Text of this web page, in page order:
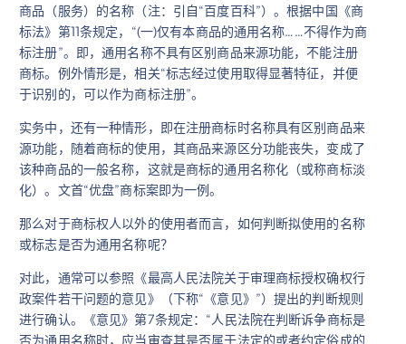
商品（服务）的名称（注：引自“百度百科”）。根据中国《商
标法》第11条规定，“(一)仅有本商品的通用名称……不得作为商
标注册”。即，通用名称不具有区别商品来源功能，不能注册
商标。例外情形是，相关“标志经过使用取得显著特征，并便
于识别的，可以作为商标注册”。
实务中，还有一种情形，即在注册商标时名称具有区别商品来
源功能，随着商标的使用，其商品来源区分功能丧失，变成了
该种商品的一般名称，这就是商标的通用名称化（或称商标淡
化）。文首“优盘”商标案即为一例。
那么对于商标权人以外的使用者而言，如何判断拟使用的名称
或标志是否为通用名称呢？
对此，通常可以参照《最高人民法院关于审理商标授权确权行
政案件若干问题的意见》（下称“《意见》”）提出的判断规则
进行确认。《意见》第7条规定：“人民法院在判断诉争商标是
否为通用名称时，应当审查其是否属于法定的或者约定俗成的